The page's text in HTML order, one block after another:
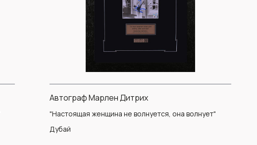
Автограф Марлен Дитрих
"Настоящая женщина не волнуется, она волнует"
Дубай